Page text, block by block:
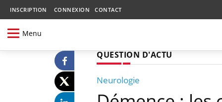
INSCRIPTION CONNEXION CONTACT
Menu
QUESTION D'ACTU
Neurologie